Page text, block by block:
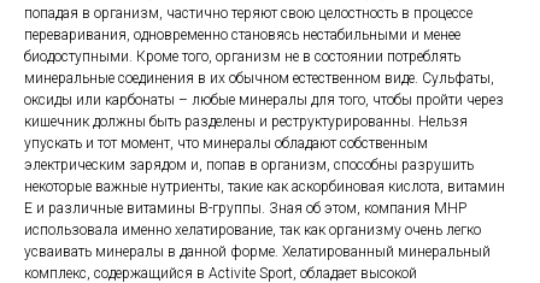
попадая в организм, частично теряют свою целостность в процессе
переваривания, одновременно становясь нестабильными и менее
биодоступными. Кроме того, организм не в состоянии потреблять
минеральные соединения в их обычном естественном виде. Сульфаты,
оксиды или карбонаты – любые минералы для того, чтобы пройти через
кишечник должны быть разделены и реструктурированны. Нельзя
упускать и тот момент, что минералы обладают собственным
электрическим зарядом и, попав в организм, способны разрушить
некоторые важные нутриенты, такие как аскорбиновая кислота, витамин
E и различные витамины B-группы. Зная об этом, компания MHP
использовала именно хелатирование, так как организму очень легко
усваивать минералы в данной форме. Хелатированный минеральный
комплекс, содержащийся в Activite Sport, обладает высокой